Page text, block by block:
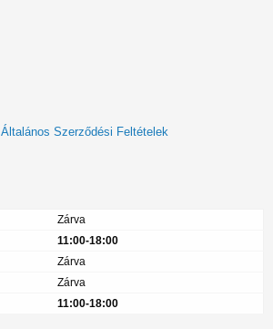
Általános Szerződési Feltételek
Zárva
11:00-18:00
Zárva
Zárva
11:00-18:00